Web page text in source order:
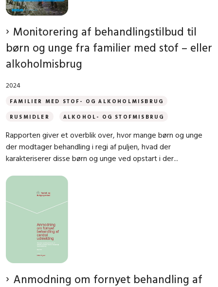
Monitorering af behandlingstilbud til
børn og unge fra familier med stof – eller
alkoholmisbrug
2024
FAMILIER MED STOF- OG ALKOHOLMISBRUG
RUSMIDLER ALKOHOL- OG STOFMISBRUG
Rapporten giver et overblik over, hvor mange børn og unge
der modtager behandling i regi af puljen, hvad der
karakteriserer disse børn og unge ved opstart i der...
Anmodning om fornyet behandling af